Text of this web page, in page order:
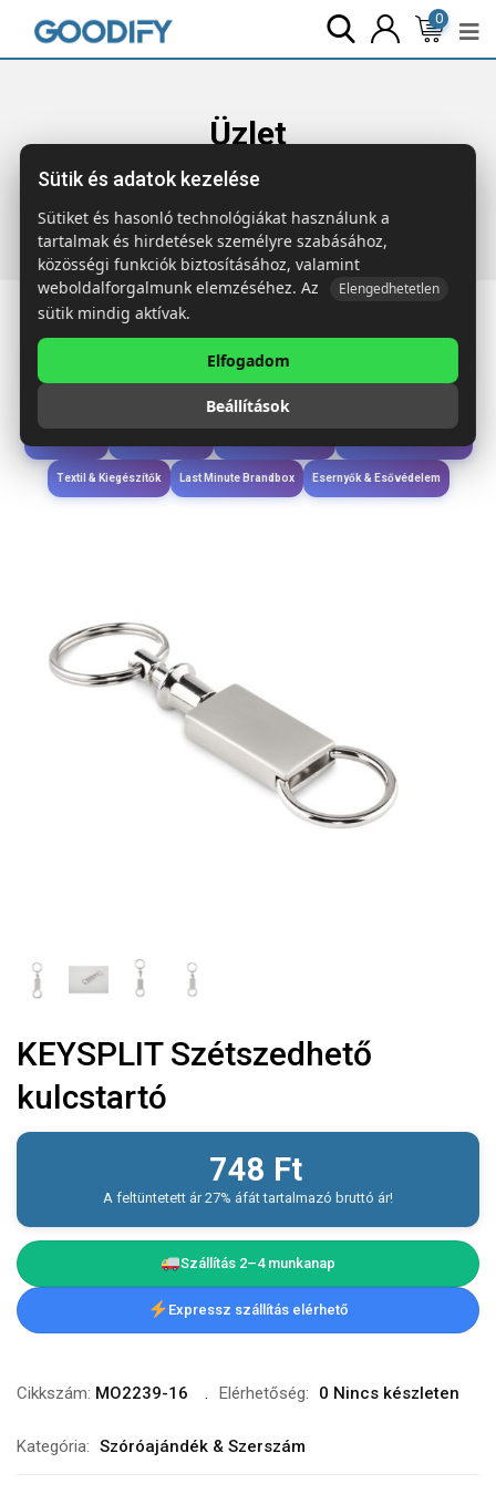
0
Üzlet
Főoldal Termékek Szóróajándék & Szerszám
Szétszedhető kulcstartó
Étkezés & Ivás
Wellness & Ápolás
Textil & Kiegészítők Last Minute Brandbox Esernyők & Esővédelem
KEYSPLIT Szétszedhető
kulcstartó
748 Ft
A feltüntetett ár 27% áfát tartalmazó bruttó ár!
Szállítás 2–4 munkanap
Expressz szállítás elérhető
Cikkszám: MO2239-16 Elérhetőség: 0 Nincs készleten
Kategória: Szóróajándék & Szerszám
Sütik és adatok kezelése
Sütiket és hasonló technológiákat használunk a
tartalmak és hirdetések személyre szabásához,
közösségi funkciók biztosításához, valamint
weboldalforgalmunk elemzéséhez. Az
Elengedhetetlen
sütik mindig aktívak.
Elfogadom
Beállítások